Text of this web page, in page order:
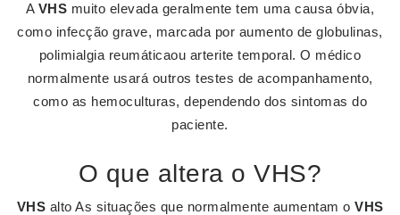
A VHS muito elevada geralmente tem uma causa óbvia,
como infecção grave, marcada por aumento de globulinas,
polimialgia reumáticaou arterite temporal. O médico
normalmente usará outros testes de acompanhamento,
como as hemoculturas, dependendo dos sintomas do
paciente.
O que altera o VHS?
VHS alto As situações que normalmente aumentam o VHS